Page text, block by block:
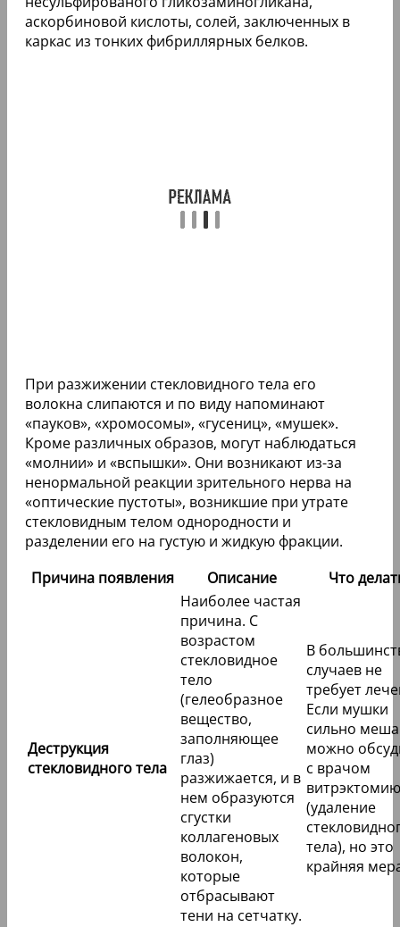
аскорбиновой кислоты, солей, заключенных в
каркас из тонких фибриллярных белков.
При разжижении стекловидного тела его
волокна слипаются и по виду напоминают
«пауков», «хромосомы», «гусениц», «мушек».
Кроме различных образов, могут наблюдаться
«молнии» и «вспышки». Они возникают из-за
ненормальной реакции зрительного нерва на
«оптические пустоты», возникшие при утрате
стекловидным телом однородности и
разделении его на густую и жидкую фракции.
Причина появления
Описание Что
Деструкция
стекловидного тела
Наиболее частая
причина. С
возрастом
стекловидное
тело
(гелеобразное
вещество,
заполняющее
глаз)
разжижается, и в
нем образуются
сгустки
коллагеновых
волокон,
которые
отбрасывают
тени на сетчатку.
В
случаев не
требует
Если мушки
сильно
можно
с врачом
витрэктомию
(удаление
тела), но это
крайняя